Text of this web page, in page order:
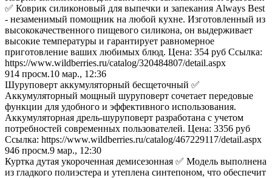
✅ Коврик силиконовый для выпечки и запекания Always Best
- незаменимый помощник на любой кухне. Изготовленный из
высококачественного пищевого силикона, он выдерживает
высокие температуры и гарантирует равномерное
приготовление ваших любимых блюд. Цена: 354 руб Ссылка:
https://www.wildberries.ru/catalog/320484807/detail.aspx
914 просм.10 мар., 12:36
Шуруповерт аккумуляторный бесщеточный ✅
Аккумуляторный мощный шуруповерт сочетает передовые
функции для удобного и эффективного использования.
Аккумуляторная дрель-шуруповерт разработана с учетом
потребностей современных пользователей. Цена: 3356 руб
Ссылка: https://www.wildberries.ru/catalog/467229117/detail.aspx
946 просм.9 мар., 12:30
Куртка дутая укороченная демисезонная ✅ Модель выполнена
из гладкого полиэстера и утеплена синтепоном, что обеспечит